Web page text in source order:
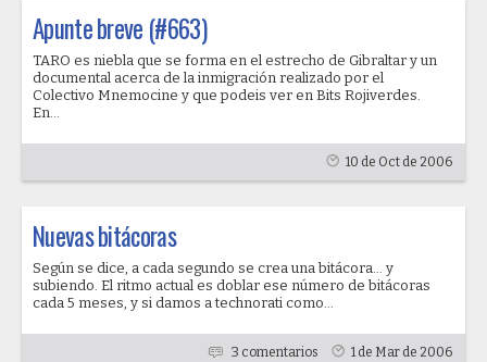
Apunte breve (#663)
TARO es niebla que se forma en el estrecho de Gibraltar y un
documental acerca de la inmigración realizado por el
Colectivo Mnemocine y que podeis ver en Bits Rojiverdes.
En...
10 de Oct de 2006
Nuevas bitácoras
Según se dice, a cada segundo se crea una bitácora... y
subiendo. El ritmo actual es doblar ese número de bitácoras
cada 5 meses, y si damos a technorati como...
3 comentarios 1 de Mar de 2006